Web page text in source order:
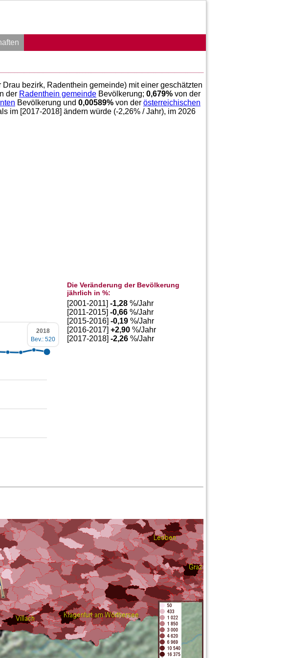
bezirk, Radenthein gemeinde) mit einer geschätzten
der Radenthein gemeinde Bevölkerung; 0,679% von der
Bevölkerung und 0,00589% von der österreichischen
im [2017-2018] ändern würde (-2,26% / Jahr), im 2026
2018
Bev.: 520
Die Veränderung der Bevölkerung
jährlich in %:
[2001-2011]-1,28 %/Jahr
[2011-2015]-0,66 %/Jahr
[2015-2016]-0,19 %/Jahr
[2016-2017]+2,90 %/Jahr
[2017-2018]-2,26 %/Jahr